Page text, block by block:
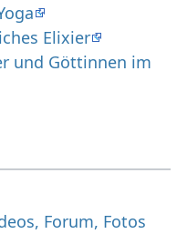
Elixier
und Göttinnen im
Forum, Fotos